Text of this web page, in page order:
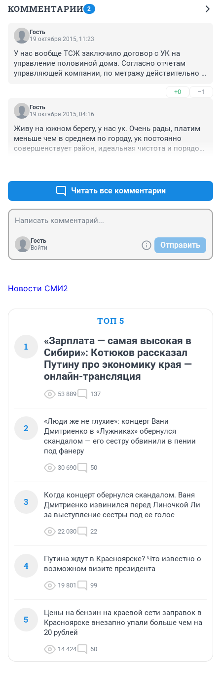
КОММЕНТАРИИ 2
Гость
19 октября 2015, 11:23
У нас вообще ТСЖ заключило договор с УК на
управление половиной дома. Согласно отчетам
управляющей компании, по метражу действительно
УК счет не выставляет. А в данный момент ТСЖ само
выставило счет и предъявило требование оплатить
задолженность якобы за обслуживание, которого по
брать не хочет и счет не выставляет, толи
действительно не обслуживала, толи имеется какой
то сговор с УК, либо они из благих намерений имеют
+0 –1
Гость
19 октября 2015, 04:16
Живу на южном берегу, у нас ук. Очень рады, платим
меньше чем в среднем по городу, ук постоянно
совершенствует район, идеальная чистота и порядок.
Читать все комментарии
Гость
Войти
Отправить
Новости СМИ2
ТОП 5
1
«Зарплата — самая высокая в
Сибири»: Котюков рассказал
Путину про экономику края —
онлайн-трансляция
53 889 137
2
«Люди же не глухие»: концерт Вани
Дмитриенко в «Лужниках» обернулся
скандалом — его сестру обвинили в пении
под фанеру
30 690 50
3
Когда концерт обернулся скандалом. Ваня
Дмитриенко извинился перед Линочкой Ли
за выступление сестры под ее голос
22 030 22
4
Путина ждут в Красноярске? Что известно о
возможном визите президента
19 801 99
5
Цены на бензин на краевой сети заправок в
Красноярске внезапно упали больше чем на
20 рублей
14 424 60